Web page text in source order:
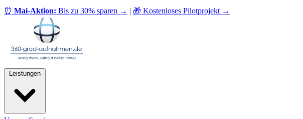
⏰ Mai-Aktion: Bis zu 30% sparen → | 🎁 Kostenloses Pilotprojekt →